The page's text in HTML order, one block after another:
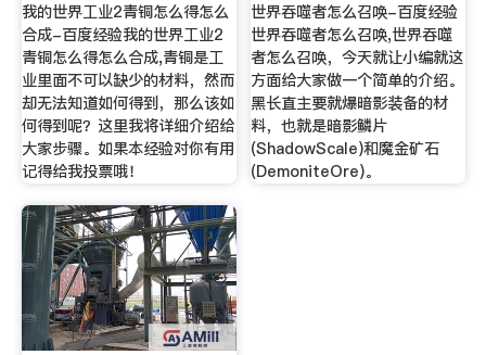
我的世界工业2青铜怎么得怎么
合成-百度经验我的世界工业2
青铜怎么得怎么合成,青铜是工
业里面不可以缺少的材料，然而
却无法知道如何得到，那么该如
何得到呢？这里我将详细介绍给
大家步骤。如果本经验对你有用
记得给我投票哦！
世界吞噬者怎么召唤-百度经验
世界吞噬者怎么召唤,世界吞噬
者怎么召唤，今天就让小编就这
方面给大家做一个简单的介绍。
黑长直主要就爆暗影装备的材
料，也就是暗影鳞片
(ShadowScale)和魔金矿石
(DemoniteOre)。